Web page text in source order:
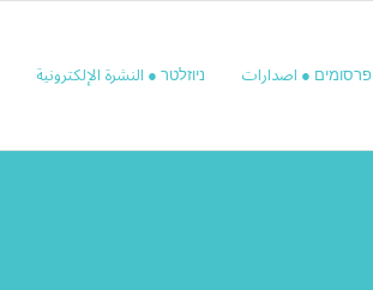
ניוזלטר ● النشرة الإلكترونية פרסומים ● اصدارات